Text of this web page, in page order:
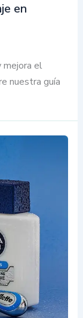
en
mejora el
nuestra guía